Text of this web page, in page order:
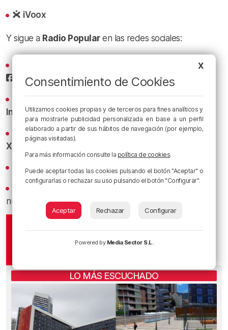
iVoox
Y sigue a Radio Popularen las redes sociales:
Sigue todas las noticias de Bilbao y Bizkaia en nuestro
Facebook
Conoce la radio desde dentro en nuestro
Instagram
Los titulares y los bacalaos del Athletic al minuto en
X
Revive los mejores bacalaos enYouTube
nuestras noticias en nuestro
LO MÁS ESCUCHADO
X
Consentimiento de Cookies
Utilizamos cookies propias y de terceros para fines analíticos y
para mostrarle publicidad personalizada en base a un perfil
elaborado a partir de sus hábitos de navegación (por ejemplo,
páginas visitadas).
Para más información consulte la política de cookies.
Puede aceptar todas las cookies pulsando el botón "Aceptar" o
configurarlas o rechazar su uso pulsando el botón "Configurar".
Aceptar Rechazar Configurar
Powered by Media Sector S.L.